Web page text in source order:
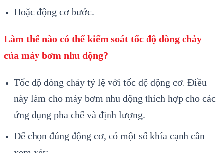
Hoặc động cơ bước.
Làm thế nào có thể kiểm soát tốc độ dòng chảy
của máy bơm nhu động?
Tốc độ dòng chảy tỷ lệ với tốc độ động cơ. Điều
này làm cho máy bơm nhu động thích hợp cho các
ứng dụng pha chế và định lượng.
Để chọn đúng động cơ, có một số khía cạnh cần